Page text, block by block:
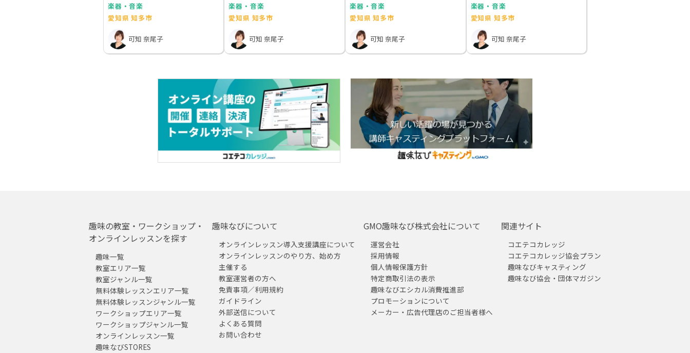
楽器・音楽
愛知県 知多市
可知 奈尾子
楽器・音楽
愛知県 知多市
可知 奈尾子
楽器・音楽
愛知県 知多市
可知 奈尾子
楽器・音楽
愛知県 知多市
可知 奈尾子
趣味の教室・ワークショップ・
オンラインレッスンを探す
趣味一覧
教室エリア一覧
教室ジャンル一覧
無料体験レッスンエリア一覧
無料体験レッスンジャンル一覧
ワークショップエリア一覧
ワークショップジャンル一覧
オンラインレッスン一覧
趣味なびSTORES
趣味なびについて
オンラインレッスン導入支援講座について
オンラインレッスンのやり方、始め方
主催する
教室運営者の方へ
免責事項／利用規約
ガイドライン
外部送信について
よくある質問
お問い合わせ
GMO趣味なび株式会社について
運営会社
採用情報
個人情報保護方針
特定商取引法の表示
趣味なびエシカル消費推進部
プロモーションについて
メーカー・広告代理店のご担当者様へ
関連サイト
コエテコカレッジ
コエテコカレッジ協会プラン
趣味なびキャスティング
趣味なび協会・団体マガジン